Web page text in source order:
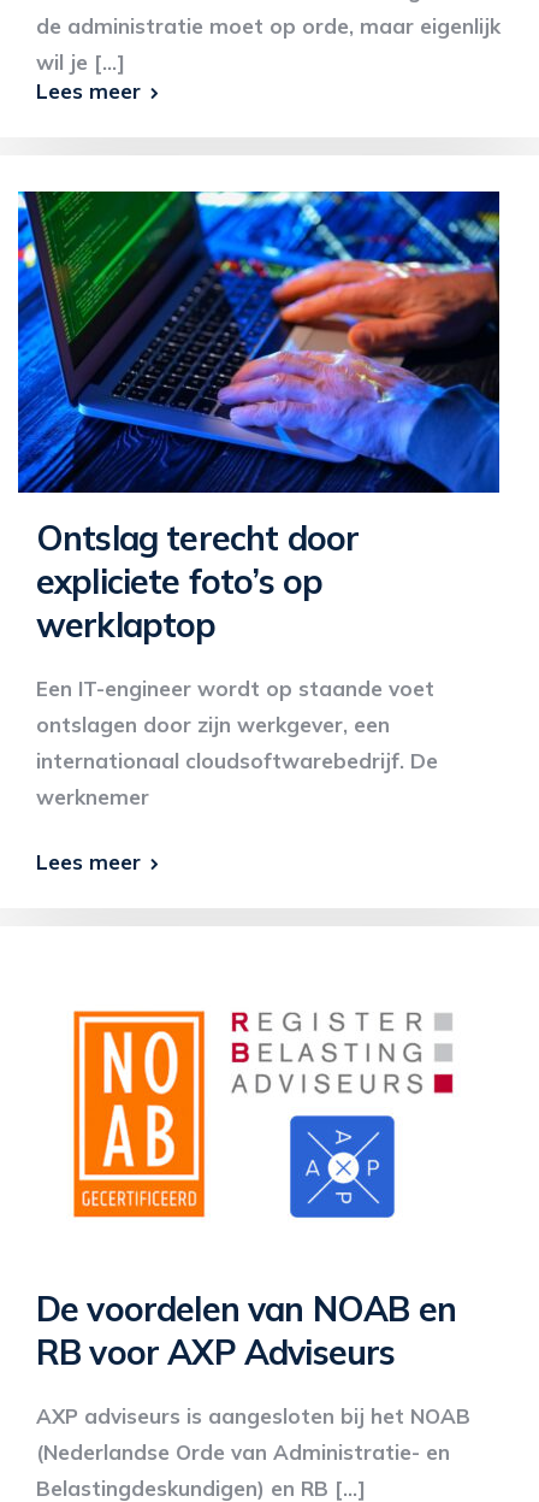
de administratie moet op orde, maar eigenlijk
wil je [...]
Lees meer
Ontslag terecht door
expliciete foto’s op
werklaptop
Een IT-engineer wordt op staande voet
ontslagen door zijn werkgever, een
internationaal cloudsoftwarebedrijf. De
werknemer
Lees meer
De voordelen van NOAB en
RB voor AXP Adviseurs
AXP adviseurs is aangesloten bij het NOAB
(Nederlandse Orde van Administratie- en
Belastingdeskundigen) en RB […]